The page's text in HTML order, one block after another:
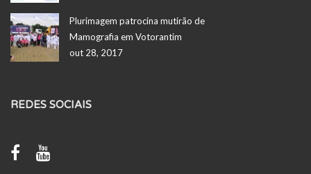
Plurimagem patrocina mutirão de
Mamografia em Votorantim
out 28, 2017
REDES SOCIAIS